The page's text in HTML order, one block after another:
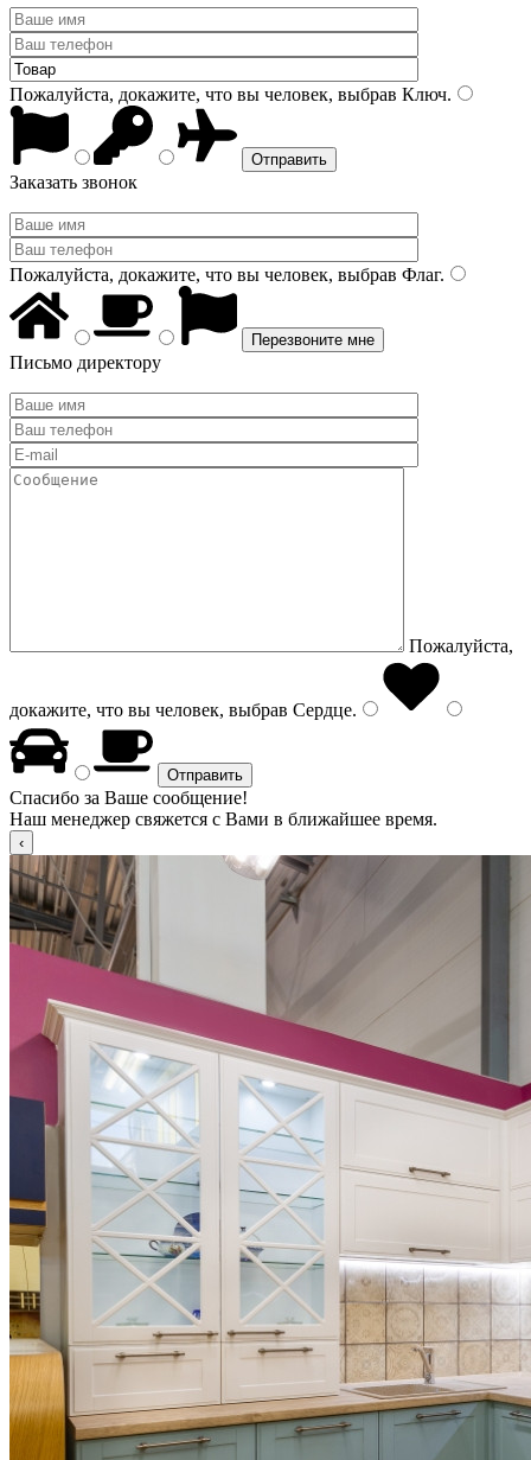
Пожалуйста, докажите, что вы человек, выбрав Ключ.
Заказать звонок
Пожалуйста, докажите, что вы человек, выбрав Флаг.
Письмо директору
Пожалуйста,
докажите, что вы человек, выбрав Сердце.
Спасибо за Ваше сообщение!
Наш менеджер свяжется с Вами в ближайшее время.